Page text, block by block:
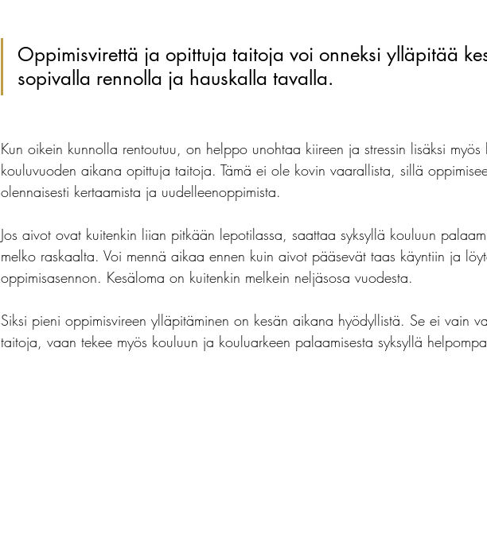
Oppimisvirettä ja opittuja taitoja voi onneksi ylläpitää
sopivalla rennolla ja hauskalla tavalla.
Kun oikein kunnolla rentoutuu, on helppo unohtaa kiireen ja stressin lisäksi myös
kouluvuoden aikana opittuja taitoja. Tämä ei ole kovin vaarallista, sillä
olennaisesti kertaamista ja uudelleenoppimista.
Jos aivot ovat kuitenkin liian pitkään lepotilassa, saattaa syksyllä kouluun
melko raskaalta. Voi mennä aikaa ennen kuin aivot pääsevät taas käyntiin ja
oppimisasennon. Kesäloma on kuitenkin melkein neljäsosa vuodesta.
Siksi pieni oppimisvireen ylläpitäminen on kesän aikana hyödyllistä. Se ei vain
taitoja, vaan tekee myös kouluun ja kouluarkeen palaamisesta syksyllä